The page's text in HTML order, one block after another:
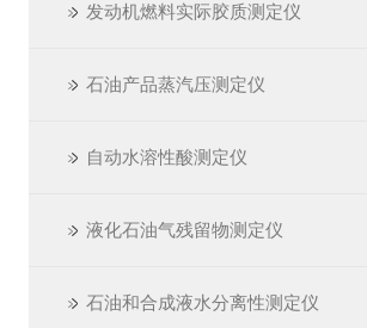
发动机燃料实际胶质测定仪
石油产品蒸汽压测定仪
自动水溶性酸测定仪
液化石油气残留物测定仪
石油和合成液水分离性测定仪